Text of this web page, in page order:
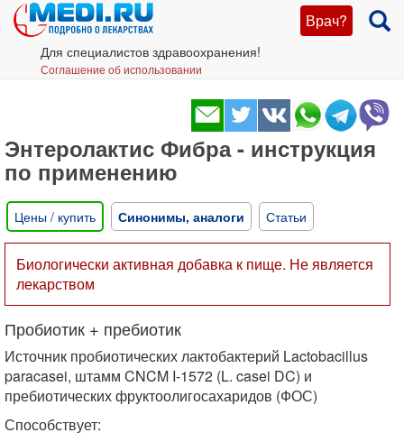
Врач?
Для специалистов здравоохранения!
Соглашение об использовании
Энтеролактис Фибра - инструкция
по применению
Цены / купить Синонимы, аналоги Статьи
Биологически активная добавка к пище. Не является
лекарством
Пробиотик + пребиотик
Источник пробиотических лактобактерий Lactobacillus
paracasei, штамм CNCM I-1572 (L. casei DC) и
пребиотических фруктоолигосахаридов (ФОС)
Способствует: